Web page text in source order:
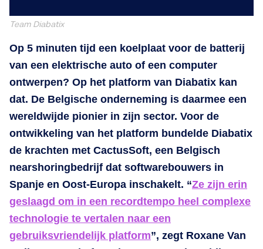
Team Diabatix
Op 5 minuten tijd een koelplaat voor de batterij
van een elektrische auto of een computer
ontwerpen? Op het platform van Diabatix kan
dat. De Belgische onderneming is daarmee een
wereldwijde pionier in zijn sector. Voor de
ontwikkeling van het platform bundelde Diabatix
de krachten met CactusSoft, een Belgisch
nearshoringbedrijf dat softwarebouwers in
Spanje en Oost-Europa inschakelt. “Ze zijn erin
geslaagd om in een recordtempo heel complexe
technologie te vertalen naar een
gebruiksvriendelijk platform”, zegt Roxane Van